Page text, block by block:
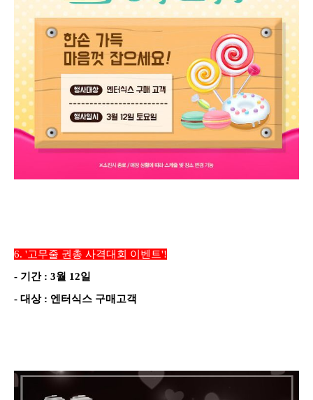
6. '고무줄 권총 사격대회 이벤트'!
- 기간: 3월 12일
- 대상: 엔터식스 구매 고객